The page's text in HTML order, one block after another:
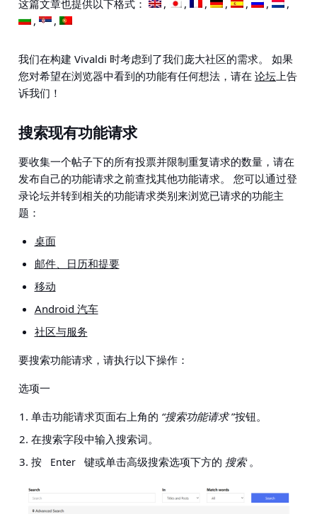
这篇文章也提供以下格式：
我们在构建 Vivaldi 时考虑到了我们庞大社区的需求。 如果
您对希望在浏览器中看到的功能有任何想法，请在 论坛上告
诉我们！
搜索现有功能请求
要收集一个帖子下的所有投票并限制重复请求的数量，请在
发布自己的功能请求之前查找其他功能请求。 您可以通过登
录论坛并转到相关的功能请求类别来浏览已请求的功能主
题：
桌面
邮件、日历和提要
移动
Android 汽车
社区与服务
要搜索功能请求，请执行以下操作：
选项一
单击功能请求页面右上角的 “搜索功能请求”按钮。
在搜索字段中输入搜索词。
按
Enter 键或单击高级搜索选项下方的 搜索。